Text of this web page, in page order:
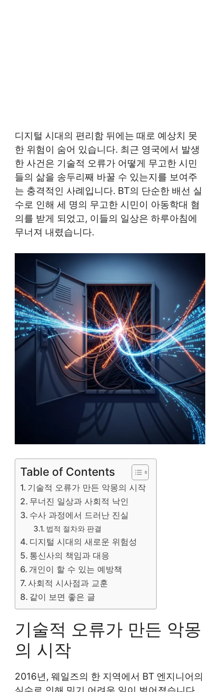
디지털 시대의 편리함 뒤에는 때로 예상치 못
한 위험이 숨어 있습니다. 최근 영국에서 발생
한 사건은 기술적 오류가 어떻게 무고한 시민
들의 삶을 송두리째 바꿀 수 있는지를 보여주
는 충격적인 사례입니다. BT의 단순한 배선 실
수로 인해 세 명의 무고한 시민이 아동학대 혐
의를 받게 되었고, 이들의 일상은 하루아침에
무너져 내렸습니다.
Table of Contents
기술적 오류가 만든 악몽의 시작
무너진 일상과 사회적 낙인
수사 과정에서 드러난 진실
법적 절차와 판결
디지털 시대의 새로운 위험성
통신사의 책임과 대응
개인이 할 수 있는 예방책
사회적 시사점과 교훈
같이 보면 좋은 글
기술적 오류가 만든 악몽
의 시작
2016년, 웨일즈의 한 지역에서 BT 엔지니어의